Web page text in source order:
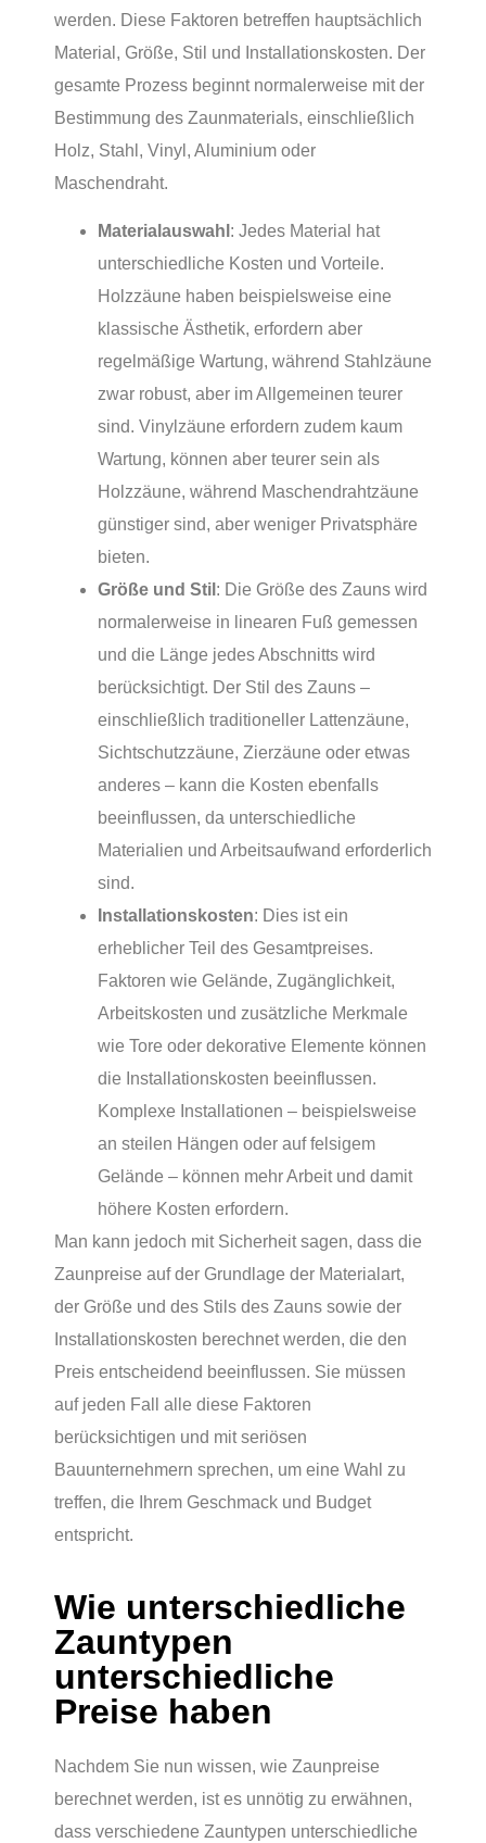
werden. Diese Faktoren betreffen hauptsächlich
Material, Größe, Stil und Installationskosten. Der
gesamte Prozess beginnt normalerweise mit der
Bestimmung des Zaunmaterials, einschließlich
Holz, Stahl, Vinyl, Aluminium oder
Maschendraht.
Materialauswahl : Jedes Material hat
unterschiedliche Kosten und Vorteile.
Holzzäune haben beispielsweise eine
klassische Ästhetik, erfordern aber
regelmäßige Wartung, während Stahlzäune
zwar robust, aber im Allgemeinen teurer
sind. Vinylzäune erfordern zudem kaum
Wartung, können aber teurer sein als
Holzzäune, während Maschendrahtzäune
günstiger sind, aber weniger Privatsphäre
bieten.
Größe und Stil : Die Größe des Zauns wird
normalerweise in linearen Fuß gemessen
und die Länge jedes Abschnitts wird
berücksichtigt. Der Stil des Zauns –
einschließlich traditioneller Lattenzäune,
Sichtschutzzäune, Zierzäune oder etwas
anderes – kann die Kosten ebenfalls
beeinflussen, da unterschiedliche
Materialien und Arbeitsaufwand erforderlich
sind.
Installationskosten: Dies ist ein
erheblicher Teil des Gesamtpreises.
Faktoren wie Gelände, Zugänglichkeit,
Arbeitskosten und zusätzliche Merkmale
wie Tore oder dekorative Elemente können
die Installationskosten beeinflussen.
Komplexe Installationen – beispielsweise
an steilen Hängen oder auf felsigem
Gelände – können mehr Arbeit und damit
höhere Kosten erfordern.
Man kann jedoch mit Sicherheit sagen, dass die
Zaunpreise auf der Grundlage der Materialart,
der Größe und des Stils des Zauns sowie der
Installationskosten berechnet werden, die den
Preis entscheidend beeinflussen. Sie müssen
auf jeden Fall alle diese Faktoren
berücksichtigen und mit seriösen
Bauunternehmern sprechen, um eine Wahl zu
treffen, die Ihrem Geschmack und Budget
entspricht.
Wie unterschiedliche
Zauntypen
unterschiedliche
Preise haben
Nachdem Sie nun wissen, wie Zaunpreise
berechnet werden, ist es unnötig zu erwähnen,
dass verschiedene Zauntypen unterschiedliche